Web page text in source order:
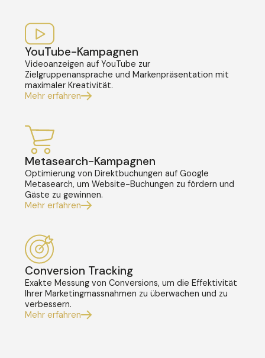
YouTube-Kampagnen
Videoanzeigen auf YouTube zur
Zielgruppenansprache und Markenpräsentation mit
maximaler Kreativität.
Mehr erfahren
Metasearch-Kampagnen
Optimierung von Direktbuchungen auf Google
Metasearch, um Website-Buchungen zu fördern und
Gäste zu gewinnen.
Mehr erfahren
Conversion Tracking
Exakte Messung von Conversions, um die Effektivität
Ihrer Marketingmassnahmen zu überwachen und zu
verbessern.
Mehr erfahren